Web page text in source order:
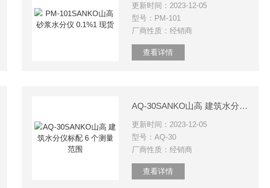
更新时间：2023-12-05
型号：PM-101
厂商性质：经销商
查看详情
AQ-30SANKO山高 建筑水分仪标配 6 个测量范围
更新时间：2023-12-05
型号：AQ-30
厂商性质：经销商
查看详情